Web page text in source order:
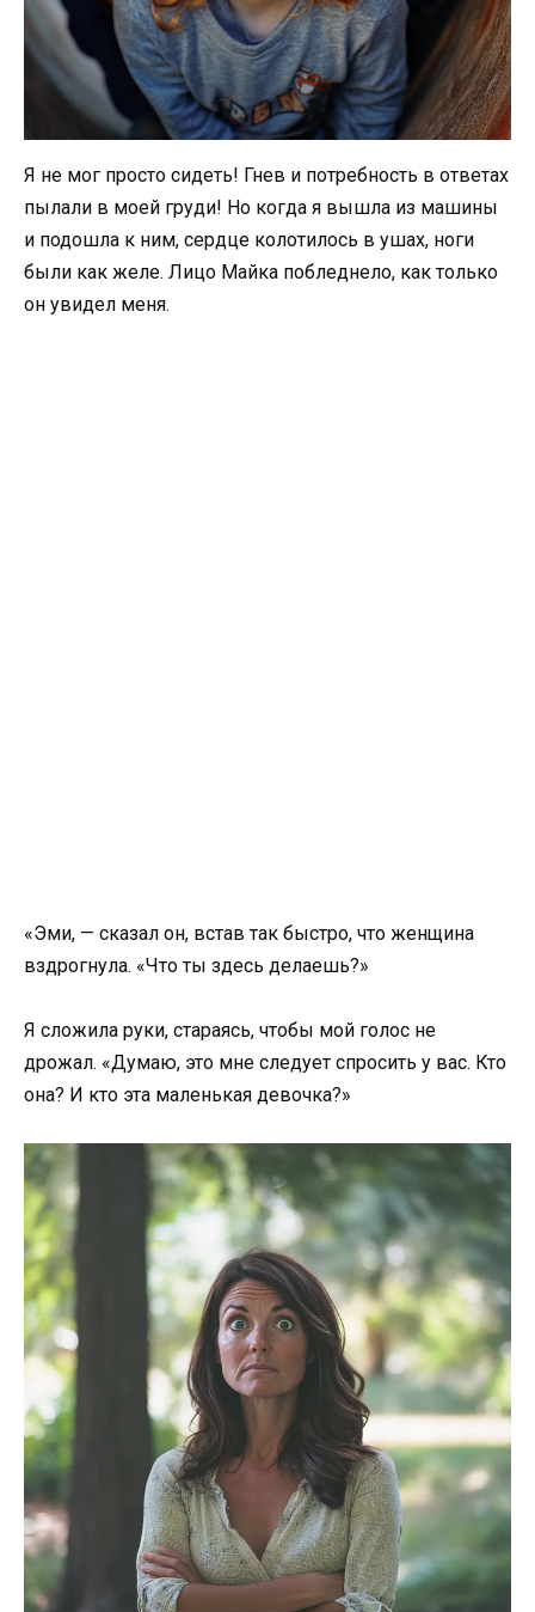
Я не мог просто сидеть! Гнев и потребность в ответах
пылали в моей груди! Но когда я вышла из машины
и подошла к ним, сердце колотилось в ушах, ноги
были как желе. Лицо Майка побледнело, как только
он увидел меня.
«Эми, — сказал он, встав так быстро, что женщина
вздрогнула. «Что ты здесь делаешь?»
Я сложила руки, стараясь, чтобы мой голос не
дрожал. «Думаю, это мне следует спросить у вас. Кто
она? И кто эта маленькая девочка?»